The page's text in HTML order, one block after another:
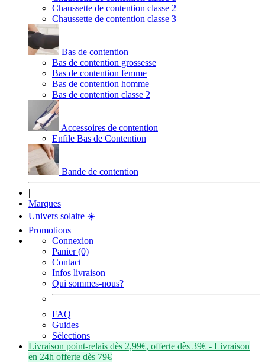
Chaussette de contention classe 2
Chaussette de contention classe 3
Bas de contention
Bas de contention grossesse
Bas de contention femme
Bas de contention homme
Bas de contention classe 2
Accessoires de contention
Enfile Bas de Contention
Bande de contention
|
Marques
Univers solaire ☀️
Promotions
Connexion
Panier (0)
Contact
Infos livraison
Qui sommes-nous?
FAQ
Guides
Sélections
Livraison point-relais dès 2,99€, offerte dès 39€ - Livraison
en 24h offerte dès 79€